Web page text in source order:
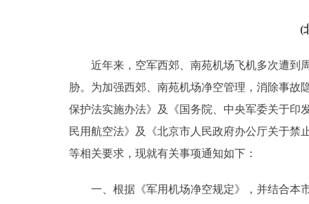
参与调查
走进北京
绿色北京
(
近年来，空军西郊、南苑机场飞机多次遭到周
胁。为加强西郊、南苑机场净空管理，消除事
保护法实施办法》及《国务院、中央军委关于印
民用航空法》及《北京市人民政府办公厅关于禁
等相关要求，现就有关事项通知如下：
一、根据《军用机场净空规定》，并结合本市